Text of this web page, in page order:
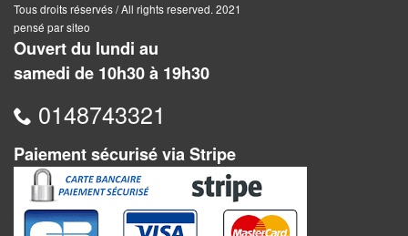
Gestion
Escape
Game
Enquête
Jeux
évolutifs
Tous droits réservés / All rights reserved. 2021
pensé par siteo
Ouvert du lundi au
samedi de 10h30 à 19h30
0148743321
Paiement sécurisé via Stripe